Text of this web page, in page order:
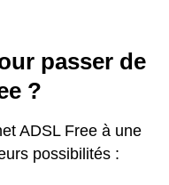
passer de
?
ADSL Free à une
possibilités :